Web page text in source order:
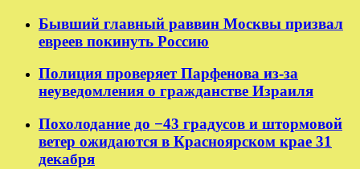
Бывший главный раввин Москвы призвал
евреев покинуть Россию
Полиция проверяет Парфенова из-за
неуведомления о гражданстве Израиля
Похолодание до −43 градусов и штормовой
ветер ожидаются в Красноярском крае 31
декабря